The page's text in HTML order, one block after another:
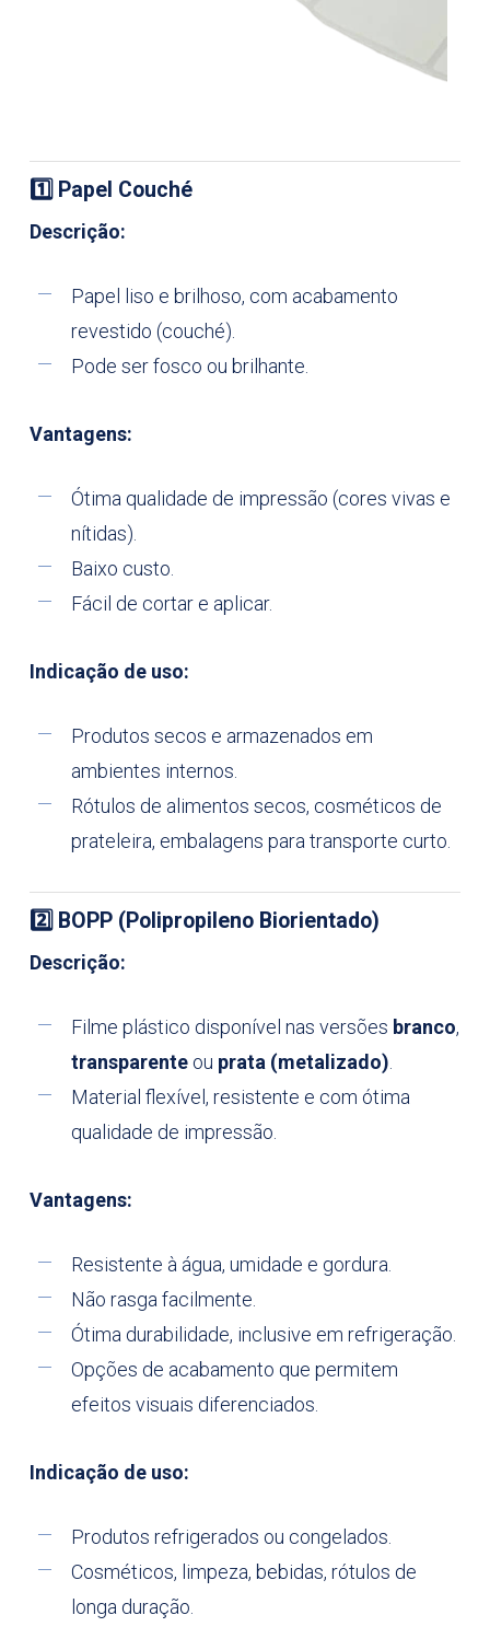
1️ ⃣ Papel Couché
Descrição:
Papel liso e brilhoso, com acabamento
revestido (couché).
Pode ser fosco ou brilhante.
Vantagens:
Ótima qualidade de impressão (cores vivas e
nítidas).
Baixo custo.
Fácil de cortar e aplicar.
Indicação de uso:
Produtos secos e armazenados em
ambientes internos.
Rótulos de alimentos secos, cosméticos de
prateleira, embalagens para transporte curto.
2️ ⃣ BOPP (Polipropileno Biorientado)
Descrição:
Filme plástico disponível nas versões branco,
transparenteou prata (metalizado)
Material flexível, resistente e com ótima
qualidade de impressão.
Vantagens:
Resistente à água, umidade e gordura.
Não rasga facilmente.
Ótima durabilidade, inclusive em refrigeração.
Opções de acabamento que permitem
efeitos visuais diferenciados.
Indicação de uso:
Produtos refrigerados ou congelados.
Cosméticos, limpeza, bebidas, rótulos de
longa duração.